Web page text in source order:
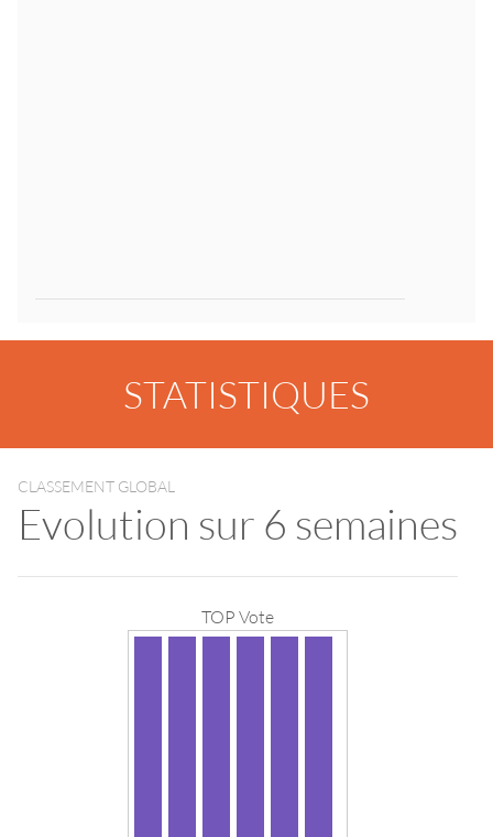
STATISTIQUES
CLASSEMENT GLOBAL
Evolution sur 6 semaines
TOP Vote